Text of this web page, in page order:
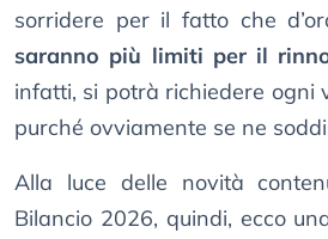
sorridere per il fatto che
saranno più limiti per il
infatti, si potrà richiedere ogni
purché ovviamente se ne
Alla luce delle novità
Bilancio 2026, quindi, ecco